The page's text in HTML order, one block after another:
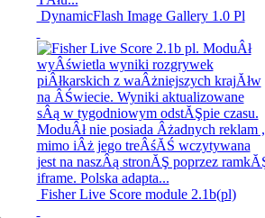
DynamicFlash Image Gallery 1.0 Pl
Fisher Live Score module 2.1b(pl)